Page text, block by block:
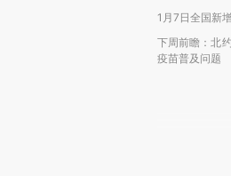
1月7日全国新
下周前瞻：北
疫苗普及问题